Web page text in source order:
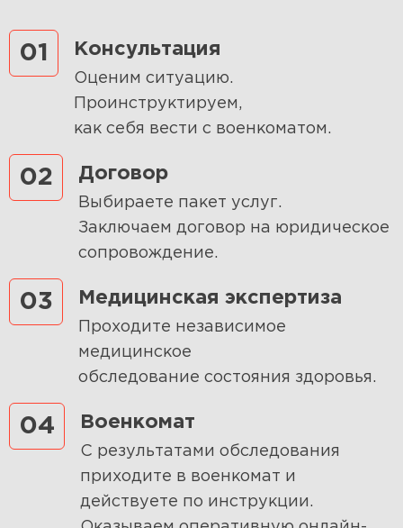
01 Консультация
Оценим ситуацию.
Проинструктируем,
как себя вести с военкоматом.
02 Договор
Выбираете пакет услуг.
Заключаем договор на юридическое
сопровождение.
03 Медицинская экспертиза
Проходите независимое
медицинское
обследование состояния здоровья.
04 Военкомат
С результатами обследования
приходите в военкомат и
действуете по инструкции.